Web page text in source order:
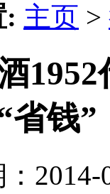
: 主页 >
酒
省钱”